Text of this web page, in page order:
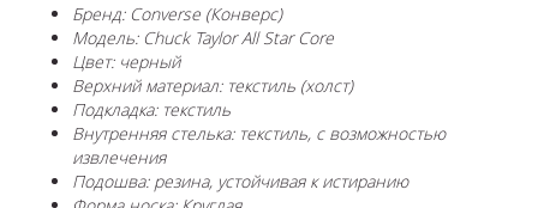
Бренд: Converse (Конверс)
Модель: Chuck Taylor All Star Core
Цвет: черный
Верхний материал: текстиль (холст)
Подкладка: текстиль
Внутренняя стелька: текстиль, с возможностью
извлечения
Подошва: резина, устойчивая к истиранию